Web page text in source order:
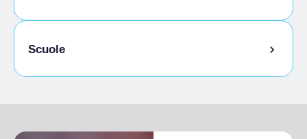
Animali ammessi al guinzaglio
Scuole